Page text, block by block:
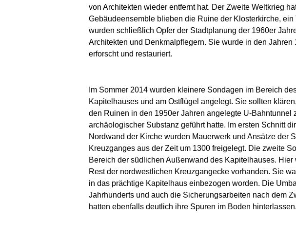
von Architekten wieder entfernt hat. Der Zweite Weltkrieg
Gebäudeensemble blieben die Ruine der Klosterkirche,
wurden schließlich Opfer der Stadtplanung der 1960er
Architekten und Denkmalpflegern. Sie wurde in den
erforscht und restauriert.
Im Sommer 2014 wurden kleinere Sondagen im Bereich
Kapitelhauses und am Ostflügel angelegt. Sie sollten
den Ruinen in den 1950er Jahren angelegte U-Bahntunnel
archäologischer Substanz geführt hatte. Im ersten Schnitt
Nordwand der Kirche wurden Mauerwerk und Ansätze der
Kreuzganges aus der Zeit um 1300 freigelegt. Die zweite
Bereich der südlichen Außenwand des Kapitelhauses. Hier
Rest der nordwestlichen Kreuzgangecke vorhanden. Sie
in das prächtige Kapitelhaus einbezogen worden. Die
Jahrhunderts und auch die Sicherungsarbeiten nach dem
hatten ebenfalls deutlich ihre Spuren im Boden hinterlassen.